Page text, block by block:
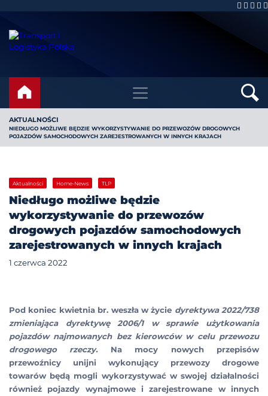
AKTUALNOŚCI
NIEDŁUGO MOŻLIWE BĘDZIE WYKORZYSTYWANIE DO PRZEWOZÓW DROGOWYCH
POJAZDÓW SAMOCHODOWYCH ZAREJESTROWANYCH W INNYCH KRAJACH
Aktualności Home-News TLP
Niedługo możliwe będzie
wykorzystywanie do przewozów
drogowych pojazdów samochodowych
zarejestrowanych w innych krajach
1 czerwca 2022
Pod koniec kwietnia br. weszła w życie dyrektywa 2022/738
zmieniająca dyrektywę 2006/1 w sprawie użytkowania
pojazdów najmowanych bez kierowców w celu przewozu
drogowego rzeczy.Na mocy nowych przepisów
przewoźnicy unijni wykonujący przewozy drogowe
towarów będą mogli wykorzystywać w swojej działalności
również pojazdy wynajmowe i zarejestrowane w innych